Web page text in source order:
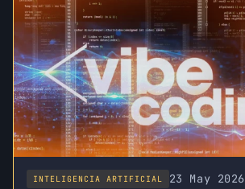
INTELIGENCIA ARTIFICIAL 23 May 2026